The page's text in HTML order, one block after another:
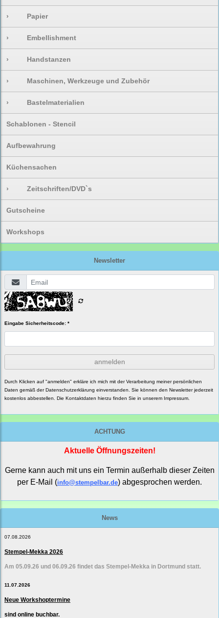
› Papier
› Embellishment
› Handstanzen
› Maschinen, Werkzeuge und Zubehör
› Bastelmaterialien
Schablonen - Stencil
Aufbewahrung
Küchensachen
› Zeitschriften/DVD`s
Gutscheine
Workshops
Newsletter
Eingabe Sicherheitscode: *
anmelden
Durch Klicken auf "anmelden" erkläre ich mich mit der Verarbeitung meiner persönlichen
Daten gemäß der Datenschutzerklärung einverstanden. Sie können den Newsletter jederzeit
kostenlos abbestellen. Die Kontaktdaten hierzu finden Sie in unserem Impressum.
ACHTUNG
Aktuelle Öffnungszeiten!
Gerne kann auch mit uns ein Termin außerhalb dieser Zeiten
per E-Mail (info@stempelbar.de) abgesprochen werden.
News
07.08.2026
Stempel-Mekka 2026
Am 05.09.26 und 06.09.26 findet das Stempel-Mekka in Dortmund statt.
11.07.2026
Neue Workshoptermine
sind online buchbar.